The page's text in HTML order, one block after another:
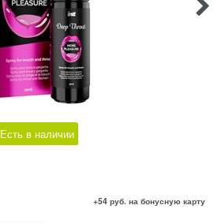
Есть в наличии
+54 руб. на бонусную карту